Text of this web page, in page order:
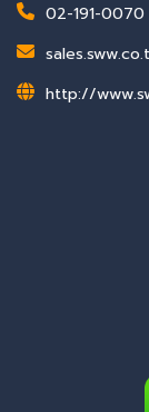
02-191-0070
http://